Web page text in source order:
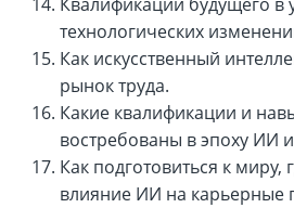
технологических
Как искусственный
рынок труда.
Какие квалификации и
востребованы в эпоху ИИ
Как подготовиться к миру,
влияние ИИ на карьерные